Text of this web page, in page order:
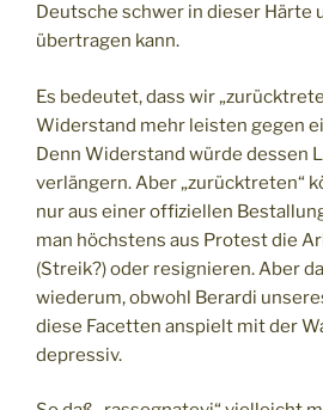
Deutsche schwer in dieser Härte
übertragen kann.
Es bedeutet, dass wir
Widerstand mehr leisten gegen
Denn Widerstand würde dessen
verlängern. Aber „zurücktreten“
nur aus einer offiziellen
man höchstens aus Protest die
(Streik?) oder resignieren. Aber
wiederum, obwohl Berardi
diese Facetten anspielt mit der
depressiv.